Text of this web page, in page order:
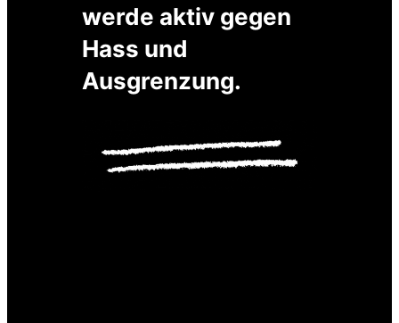
werde aktiv gegen
Hass und
Ausgrenzung.